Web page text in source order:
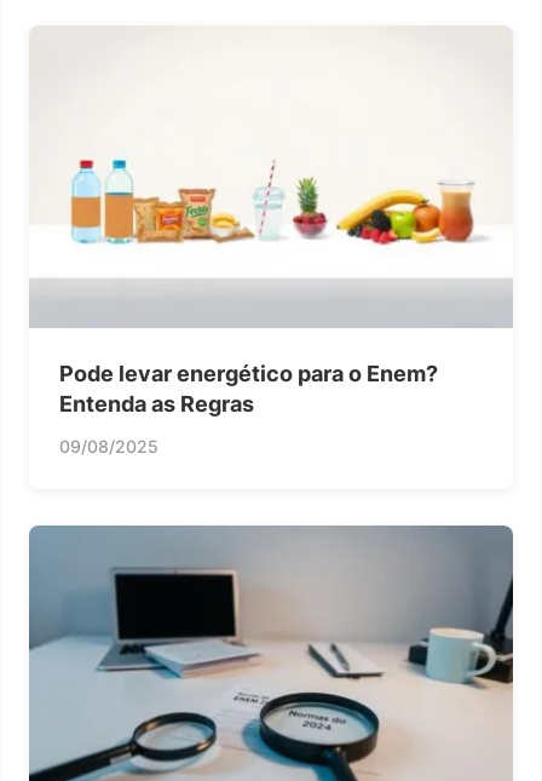
Pode levar energético para o Enem?
Entenda as Regras
09/08/2025